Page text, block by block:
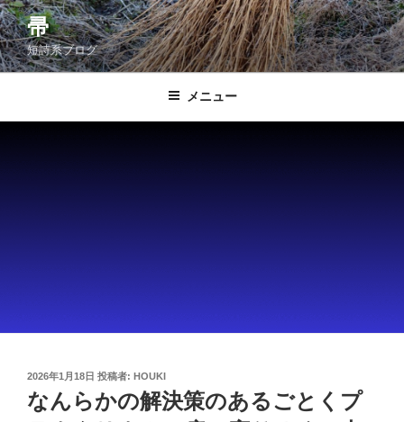
コ
ン
テ
ン
帚
短詩系ブログ
メニュー
投
稿
日:
2026年1月18日 投稿者: HOUKI
なんらかの解決策のあるごとくプ